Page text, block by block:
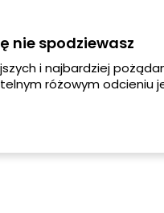
nie spodziewasz
i najbardziej
różowym odcieniu